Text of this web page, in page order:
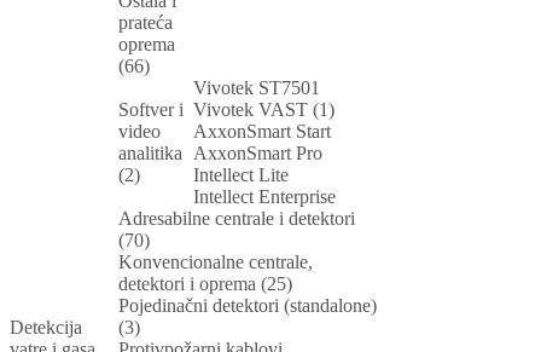
prateća
oprema
(66)
Softver i
video
analitika
(2)
Vivotek ST7501
Vivotek VAST (1)
AxxonSmart Start
AxxonSmart Pro
Intellect Lite
Intellect Enterprise
Detekcija
Adresabilne centrale i detektori
(70)
Konvencionalne centrale,
detektori i oprema (25)
Pojedinačni detektori (standalone)
(3)